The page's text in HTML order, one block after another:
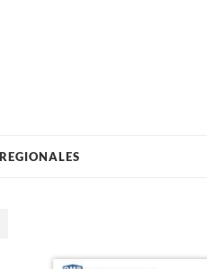
REGIONALES